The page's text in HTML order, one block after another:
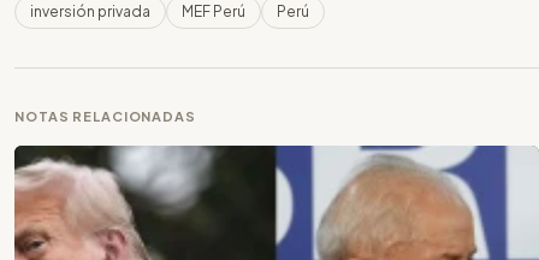
inversión privada MEF Perú Perú
NOTAS RELACIONADAS